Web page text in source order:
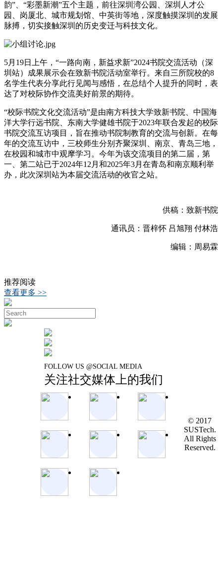
韵”、“彩墨新潮”五个主题，前往深圳湾公园、深圳人才公
园、岗厦北、城市规划馆、中英街等地，深度触摸深圳的发展
脉搏，切实接触深圳的历史变迁与科技文化。
5月19日上午，“一路向南，新益求新”2024书院交流活动（深
圳站）成果展示会在致新书院活动室举行。来自三所院校的8
名学生代表分享此行见闻与感悟，在总结个人提升的同时，表
达了对校际协作交流美好前景的期待。
“校际书院文化交流活动”是由南方科技大学致新书院、中国海
洋大学行远书院、东南大学健雄书院于2023年联合发起的校际
书院交流互访项目，旨在推动书院制教育的交流与创新。在每
年的交流互访中，三校师生分别齐聚深圳、南京、青岛三地，
在校园和城市中观摩学习。今年为该交流项目的第二届，第
一、第二站已于2024年12月和2025年3月在青岛和南京顺利举
办，此次深圳站为本届交流活动的收官之站。
供稿：致新书院
通讯员：晋梓怀 吕旭翔 付林浩
编辑：周易霖
推荐阅读
查看更多 >>
FOLLOW US @SOCIAL MEDIA
关注社交媒体上的我们
© 2017
SUSTech.
All Rights
Reserved.